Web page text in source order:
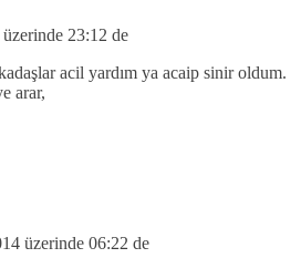
23:12 de
acil yardım ya acaip sinir oldum.
arar,
üzerinde 06:22 de